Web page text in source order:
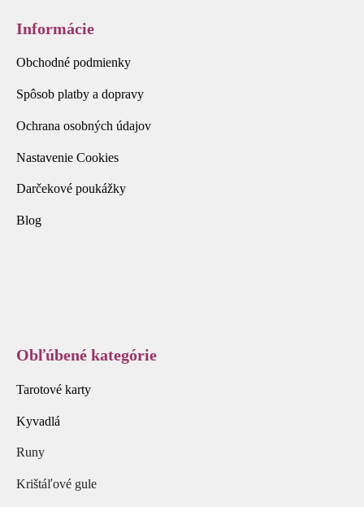
Informácie
Obchodné podmienky
Spôsob platby a dopravy
Ochrana osobných údajov
Nastavenie Cookies
Darčekové poukážky
Blog
Obľúbené kategórie
Tarotové karty
Kyvadlá
Runy
Krištáľové gule